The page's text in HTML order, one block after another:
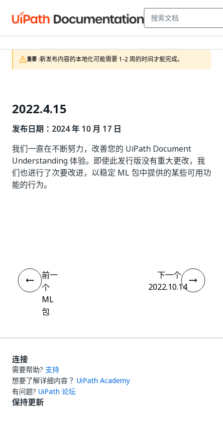
重要 :新发布内容的本地化可能需要 1-2 周的时间才能完成。
2022.4.15
发布日期：2024 年 10 月 17 日
我们一直在不断努力，改善您的 UiPath Document
Understanding 体验。即使此发行版没有重大更改，我
们也进行了次要改进，以稳定 ML 包中提供的某些可用功
能的行为。
前一
个
ML
包
下一个
2022.10.14
连接
需要帮助? 支持
想要了解详细内容？ UiPath Academy
有问题? UiPath 论坛
保持更新